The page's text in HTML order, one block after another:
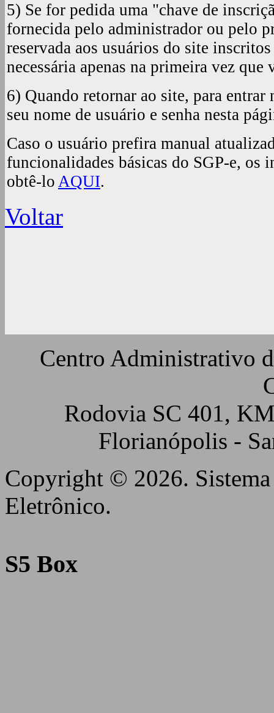
5) Se for pedida uma "chave de
fornecida pelo administrador ou pelo
reservada aos usuários do site
necessária apenas na primeira vez que
6) Quando retornar ao site, para entrar
seu nome de usuário e senha nesta
Caso o usuário prefira manual
funcionalidades básicas do SGP-e, os
obtê-lo AQUI.
Voltar
Centro Administrativo
Rodovia SC 401,
Florianópolis -
Copyright © 2026.
Eletrônico.
S5 Box